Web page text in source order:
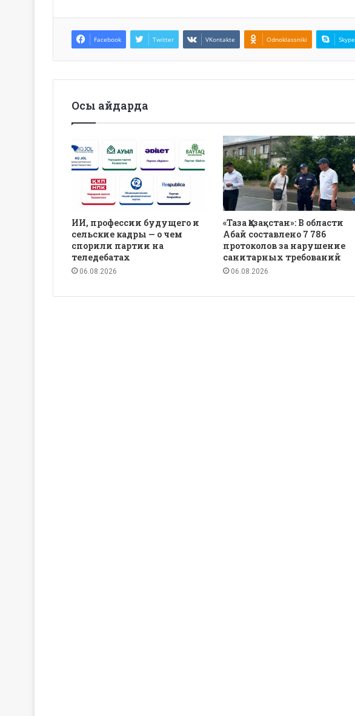
Facebook Twitter VKontakte Odnoklassniki Skype
Осы айдарда
ИИ, профессии будущего и
сельские кадры — о чем
спорили партии на
теледебатах
06.08.2026
«Таза Қазақстан»: В области
Абай составлено 7 786
протоколов за нарушение
санитарных требований
06.08.2026